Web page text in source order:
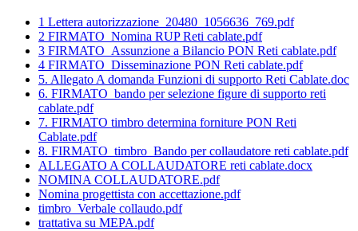
1 Lettera autorizzazione_20480_1056636_769.pdf
2 FIRMATO_Nomina RUP Reti cablate.pdf
3 FIRMATO_Assunzione a Bilancio PON Reti cablate.pdf
4 FIRMATO_Disseminazione PON Reti cablate.pdf
5. Allegato A domanda Funzioni di supporto Reti Cablate.doc
6. FIRMATO_bando per selezione figure di supporto reti
cablate.pdf
7. FIRMATO timbro determina forniture PON Reti
Cablate.pdf
8. FIRMATO_timbro_Bando per collaudatore reti cablate.pdf
ALLEGATO A COLLAUDATORE reti cablate.docx
NOMINA COLLAUDATORE.pdf
Nomina progettista con accettazione.pdf
timbro_Verbale collaudo.pdf
trattativa su MEPA.pdf